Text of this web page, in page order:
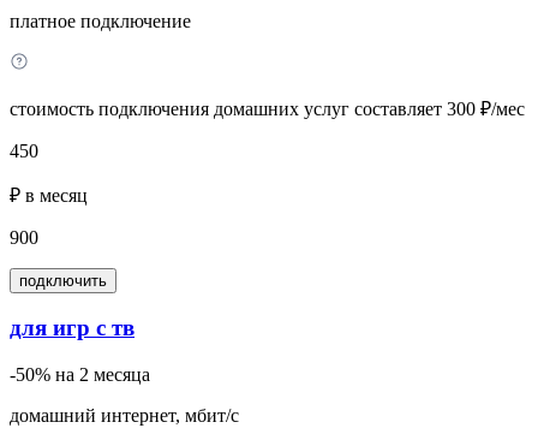
платное подключение
стоимость подключения домашних услуг составляет 300 ₽/мес
450
₽ в месяц
900
подключить
для игр с тв
-50% на 2 месяца
домашний интернет, мбит/с